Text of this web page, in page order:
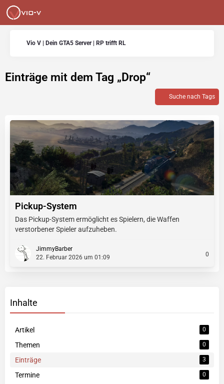
Vio V | Dein GTA5 Server | RP trifft RL
Einträge mit dem Tag „Drop“
Suche nach Tags
Pickup-System
Das Pickup-System ermöglicht es Spielern, die Waffen
verstorbener Spieler aufzuheben.
JimmyBarber
22. Februar 2026 um 01:09
0
Inhalte
Artikel 0
Themen 0
Einträge 3
Termine 0